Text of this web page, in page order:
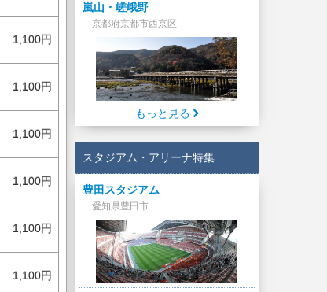
1,100円
1,100円
1,100円
1,100円
1,100円
1,100円
嵐山・嵯峨野
京都府京都市西京区
もっと見る
スタジアム・アリーナ特集
豊田スタジアム
愛知県豊田市